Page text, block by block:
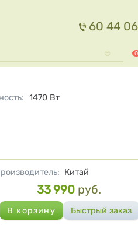
60 44 06
0
: Китай
Цена
33 990 руб.
: 1470 Вт